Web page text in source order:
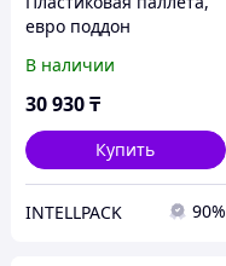
евро поддон
1200 800 150мм на 3-х
полозьях 02.105.91.С3
В наличии
30 930₸
Купить
INTELLPACK 90%